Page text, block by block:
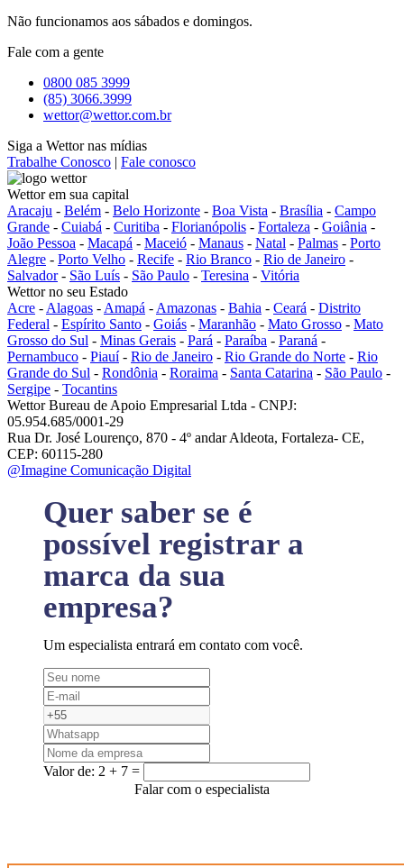
Não funcionamos aos sábados e domingos.
Fale com a gente
0800 085 3999
(85) 3066.3999
wettor@wettor.com.br
Siga a Wettor nas mídias
Trabalhe Conosco | Fale conosco
Wettor em sua capital
Aracaju - Belém - Belo Horizonte - Boa Vista - Brasília - Campo
Grande - Cuiabá - Curitiba - Florianópolis - Fortaleza - Goiânia -
João Pessoa - Macapá - Maceió - Manaus - Natal - Palmas - Porto
Alegre - Porto Velho - Recife - Rio Branco - Rio de Janeiro -
Salvador- São Luís - São Paulo - Teresina - Vitória
Wettor no seu Estado
Acre - Alagoas - Amapá - Amazonas - Bahia - Ceará - Distrito
Federal - Espírito Santo - Goiás - Maranhão - Mato Grosso - Mato
Grosso do Sul - Minas Gerais - Pará - Paraíba - Paraná -
Pernambuco - Piauí- Rio de Janeiro - Rio Grande do Norte - Rio
Grande do Sul - Rondônia - Roraima - Santa Catarina - São Paulo -
Sergipe - Tocantins
Wettor Bureau de Apoio Empresarial Ltda - CNPJ:
05.954.685/0001-29
Rua Dr. José Lourenço, 870 - 4º andar Aldeota, Fortaleza- CE,
CEP: 60115-280
@Imagine Comunicação Digital
Quer saber se é
possível registrar a
marca da sua
empresa?
Um especialista entrará em contato com você.
Valor de: 2 + 7 =
Falar com o especialista